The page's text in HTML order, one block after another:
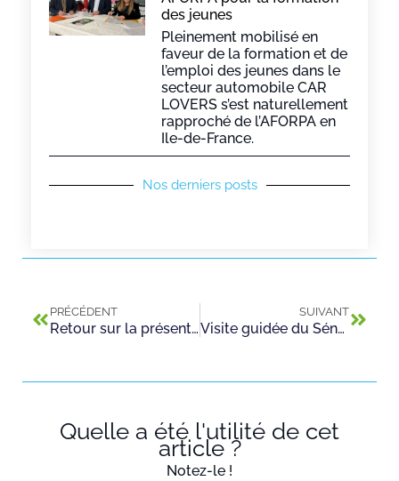
des jeunes
Pleinement mobilisé en
faveur de la formation et de
l’emploi des jeunes dans le
secteur automobile CAR
LOVERS s’est naturellement
rapproché de l’AFORPA en
Ile-de-France.
Nos derniers posts
PRÉCÉDENT
Retour sur la présentation de l’exposition “Passeport pour la fraternité” dans les locaux du CFA Andrieu
SUIVANT
Visite guidée du Sénat pour l’une de nos classes de 1ère année Bac Pro Maintenance de Véhicules parrainée par le Sénateur du Val-de-Marne et ancien Maire de Saint-Maurice, M. Christian CAMBON
Quelle a été l'utilité de cet
article ?
Notez-le !